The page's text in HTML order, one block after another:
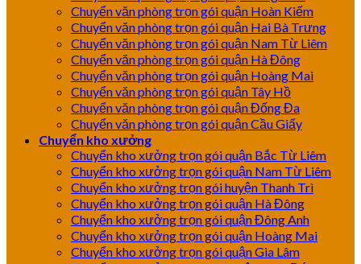
Chuyển văn phòng trọn gói quận Hoàn Kiếm
Chuyển văn phòng trọn gói quận Hai Bà Trưng
Chuyển văn phòng trọn gói quận Nam Từ Liêm
Chuyển văn phòng trọn gói quận Hà Đông
Chuyển văn phòng trọn gói quận Hoàng Mai
Chuyển văn phòng trọn gói quận Tây Hồ
Chuyển văn phòng trọn gói quận Đống Đa
Chuyển văn phòng trọn gói quận Cầu Giấy
Chuyển kho xưởng
Chuyển kho xưởng trọn gói quận Bắc Từ Liêm
Chuyển kho xưởng trọn gói quận Nam Từ Liêm
Chuyển kho xưởng trọn gói huyện Thanh Trì
Chuyển kho xưởng trọn gói quận Hà Đông
Chuyển kho xưởng trọn gói quận Đông Anh
Chuyển kho xưởng trọn gói quận Hoàng Mai
Chuyển kho xưởng trọn gói quận Gia Lâm